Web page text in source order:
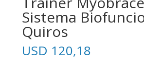
Sistema
Quiros
USD 120,18